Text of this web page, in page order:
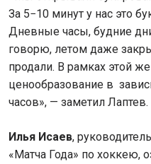
За 5−10 минут у нас это
Дневные часы, будние
говорю, летом даже
продали. В рамках этой
ценообразование в
часов», — заметил Лаптев.
Илья Исаев,
«Матча Года» по хоккею,